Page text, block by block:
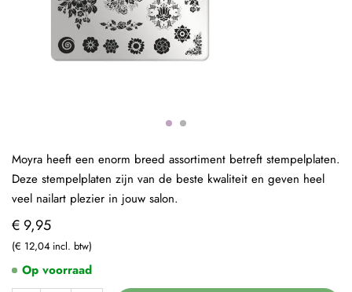
€ 9,95
€ 12,04
Op voorraad
Moyra heeft een enorm breed assortiment betreft stempelplaten.
Deze stempelplaten zijn van de beste kwaliteit en geven heel
veel nailart plezier in jouw salon.